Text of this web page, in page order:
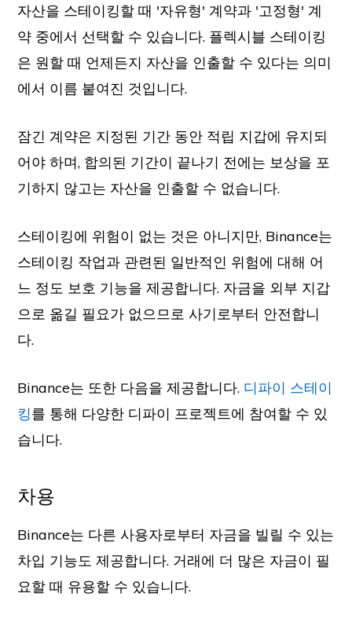
자산을 스테이킹할 때 '자유형' 계약과 '고정형' 계
약 중에서 선택할 수 있습니다. 플렉시블 스테이킹
은 원할 때 언제든지 자산을 인출할 수 있다는 의미
에서 이름 붙여진 것입니다.
잠긴 계약은 지정된 기간 동안 적립 지갑에 유지되
어야 하며, 합의된 기간이 끝나기 전에는 보상을 포
기하지 않고는 자산을 인출할 수 없습니다.
스테이킹에 위험이 없는 것은 아니지만, Binance는
스테이킹 작업과 관련된 일반적인 위험에 대해 어
느 정도 보호 기능을 제공합니다. 자금을 외부 지갑
으로 옮길 필요가 없으므로 사기로부터 안전합니
다.
Binance는 또한 다음을 제공합니다. 디파이 스테이
킹를 통해 다양한 디파이 프로젝트에 참여할 수 있
습니다.
차용
Binance는 다른 사용자로부터 자금을 빌릴 수 있는
차입 기능도 제공합니다. 거래에 더 많은 자금이 필
요할 때 유용할 수 있습니다.